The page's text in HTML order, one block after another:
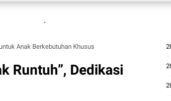
.
Anak Berkebutuhan Khusus
Runtuh”, Dedikasi